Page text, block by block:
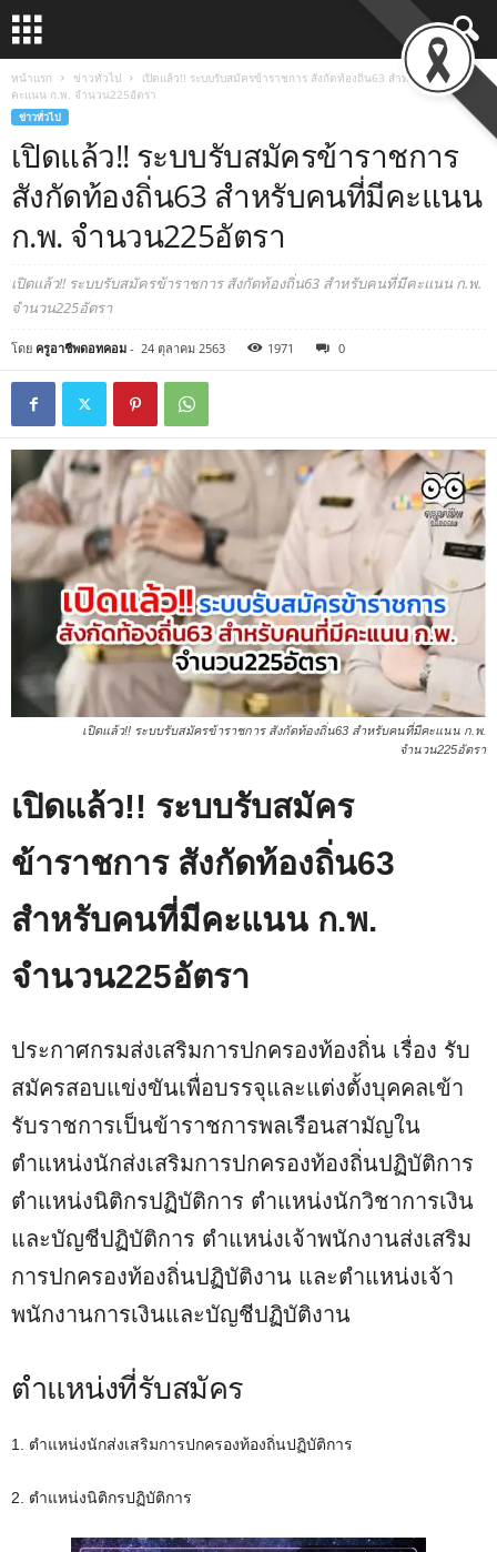
หน้าแรก ข่าวทั่วไป
เปิดแล้ว!! ระบบรับสมัครข้าราชการ​ ​สังกัดท้องถิ่น63​ สำหรับคนที่มี
คะแนน ก.พ. จำนวน225อัตรา​
ข่าวทั่วไป
เปิดแล้ว!! ระบบรับสมัครข้าราชการ​ ​
สังกัดท้องถิ่น63​ สำหรับคนที่มีคะแนน
ก.พ. จำนวน225อัตรา​
เปิดแล้ว!! ระบบรับสมัครข้าราชการ​ ​สังกัดท้องถิ่น63​ สำหรับคนที่มีคะแนน ก.พ.
จำนวน225อัตรา​
โดย ครูอาชีพดอทคอม - 24 ตุลาคม 2563 1971 0
เปิดแล้ว!! ระบบรับสมัครข้าราชการ​ ​สังกัดท้องถิ่น63​ สำหรับคนที่มีคะแนน ก.พ.
จำนวน225อัตรา​
เปิดแล้ว!! ระบบรับสมัคร
ข้าราชการ​ ​สังกัดท้องถิ่น63​
สำหรับคนที่มีคะแนน ก.พ.
จำนวน225อัตรา
​ประกาศกรมส่งเสริมการปกครองท้องถิ่น เรื่อง รับ
สมัครสอบแข่งขันเพื่อบรรจุและแต่งตั้งบุคคลเข้า
รับราชการเป็นข้าราชการพลเรือนสามัญใน
ตำแหน่งนักส่งเสริมการปกครองท้องถิ่นปฏิบัติการ
ตำแหน่งนิติกรปฏิบัติการ ตำแหน่งนักวิชาการเงิน
และบัญชีปฏิบัติการ ตำแหน่งเจ้าพนักงานส่งเสริม
การปกครองท้องถิ่นปฏิบัติงาน และตำแหน่งเจ้า
พนักงานการเงินและบัญชีปฏิบัติงาน
ตำแหน่งที่รับสมัคร
1. ตำแหน่งนักส่งเสริมการปกครองท้องถิ่นปฏิบัติการ
2. ตำแหน่งนิติกรปฏิบัติการ